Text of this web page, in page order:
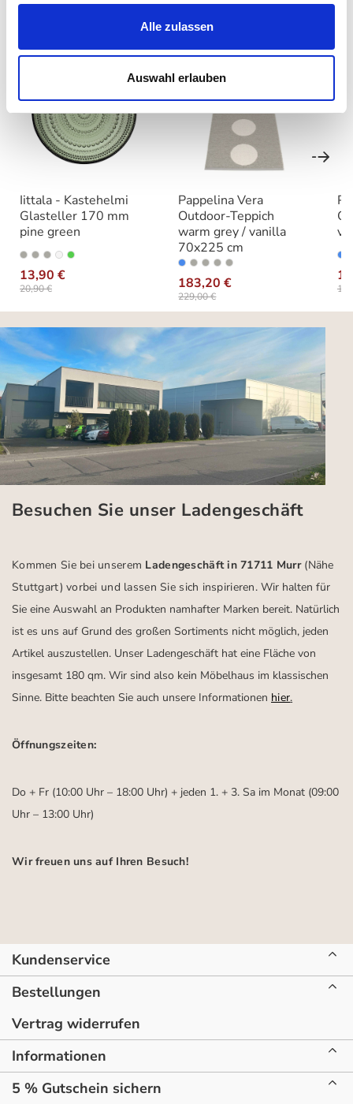
Alle zulassen
Auswahl erlauben
Produktgalerie überspringen
Auch interessant...
Iittala - Kastehelmi
Glasteller 170 mm
pine green
13,90 €
20,90 €
Varianten auswählen
%
Pappelina Vera
Outdoor-Teppich
warm grey / vanilla
70x225 cm
183,20 €
229,00 €
Ausführung
Besuchen Sie unser Ladengeschäft
Kommen Sie bei unserem Ladengeschäft in 71711 Murr (Nähe
Stuttgart) vorbei und lassen Sie sich inspirieren.Wir halten für
Sie eine Auswahl an Produkten namhafter Marken bereit. Natürlich
ist es uns auf Grund des großen Sortiments nicht möglich, jeden
Artikel auszustellen. Unser Ladengeschäft hat eine Fläche von
insgesamt 180 qm. Wir sind also kein Möbelhaus im klassischen
Sinne. Bitte beachten Sie auch unsere Informationen hier.
Öffnungszeiten:
Do + Fr (10:00 Uhr – 18:00 Uhr) + jeden 1. + 3. Sa im Monat (09:00
Uhr – 13:00 Uhr)
Wir freuen uns auf Ihren Besuch!
Kundenservice
Bestellungen
Vertrag widerrufen
Informationen
5 % Gutschein sichern